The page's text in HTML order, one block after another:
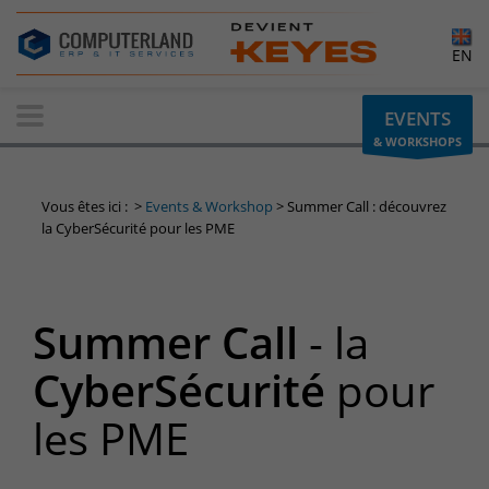
Contactez-nous
Demande d'informations
N'hésitez pas à nous contacter
info-cpld@keyes.eu
Luxembourg
+352 26 59 06 86
info-cpld@keyes.eu
Espace Clients
EN
EVENTS
& WORKSHOPS
Vous êtes ici : > Events & Workshop > Summer Call : découvrez
la CyberSécurité pour les PME
Summer Call - la
CyberSécurité pour
les PME